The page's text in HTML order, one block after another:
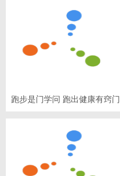
跑步是门学问 跑出健康有窍门